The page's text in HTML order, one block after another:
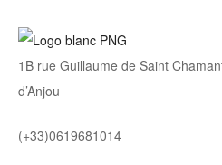
1B rue Guillaume de Saint
d’Anjou
(+33)0619681014